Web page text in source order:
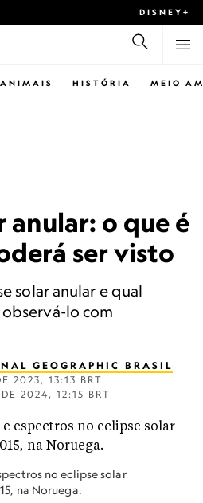
DISNEY+
ANIMAIS HISTÓRIA MEIO
anular: o que é
ser visto
solar anular e qual
lo com
GEOGRAPHIC BRASIL
2023, 13:13 BRT
2024, 12:15 BRT
no eclipse solar
na Noruega.